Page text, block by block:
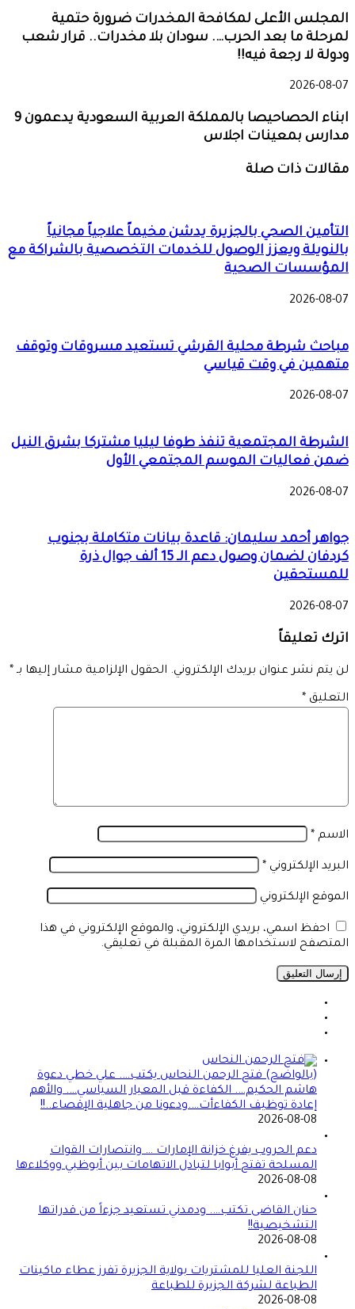
المجلس الأعلى لمكافحة المخدرات ضرورة حتمية
لمرحلة ما بعد الحرب…. سودان بلا مخدرات.. قرار شعب
ودولة لا رجعة فيه!!
2026-08-07
ابناء الحصاحيصا بالمملكة العربية السعودية يدعمون 9
مدارس بمعينات اجلاس
مقالات ذات صلة
التأمين الصحي بالجزيرة يدشن مخيماً علاجياً مجانياً
بالنويلة ويعزز الوصول للخدمات التخصصية بالشراكة مع
المؤسسات الصحية
2026-08-07
مباحث شرطة محلية القرشي تستعيد مسروقات وتوقف
متهمين في وقت قياسي
2026-08-07
الشرطة المجتمعية تنفذ طوفا ليليا مشتركا بشرق النيل
ضمن فعاليات الموسم المجتمعي الأول
2026-08-07
جواهر أحمد سليمان: قاعدة بيانات متكاملة بجنوب
كردفان لضمان وصول دعم الـ 15 ألف جوال ذرة
للمستحقين
2026-08-07
اترك تعليقاً
لن يتم نشر عنوان بريدك الإلكتروني. الحقول الإلزامية مشار إليها بـ *
التعليق *
الاسم *
البريد الإلكتروني *
الموقع الإلكتروني
احفظ اسمي، بريدي الإلكتروني، والموقع الإلكتروني في هذا
المتصفح لاستخدامها المرة المقبلة في تعليقي.
(بالواضح) فتح الرحمن النحاس يكتب…. علي خطي دعوة
هاشم الحكيم…. الكفاءة قبل المعيار السياسي…. والأهم
إعادة توظيف الكفاءأت….ودعونا من جاهلية الإقصاء..!!
2026-08-08
دعم الحروب يفرغ خزانة الإمارات … وانتصارات القوات
المسلحة تفتح أبوابا لتبادل الاتهامات بين أبوظبي ووكلاءها
2026-08-08
حنان القاضى تكتب…. ودمدني تستعيد جزءاً من قدراتها
التشخيصية!!
2026-08-08
اللجنة العليا للمشتريات بولاية الجزيرة تفرز عطاء ماكينات
الطباعة لشركة الجزيرة للطباعة
2026-08-08